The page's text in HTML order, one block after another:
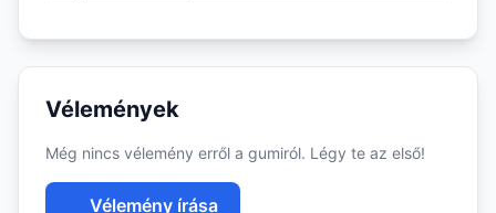
Vélemények
Még nincs vélemény erről a gumiról. Légy te az első!
Vélemény írása